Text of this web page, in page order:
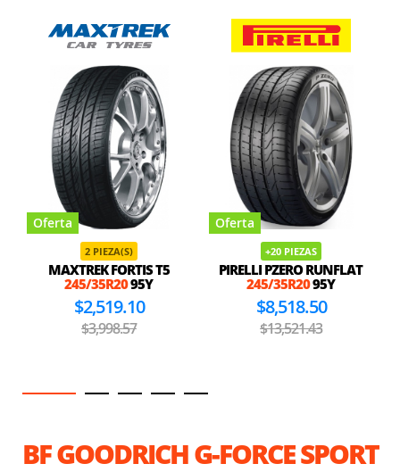
Oferta
2 PIEZA(S)
MAXTREK FORTIS T5
245/35R2095Y
$2,519.10
$3,998.57
Oferta
+20 PIEZAS
PIRELLI PZERO RUNFLAT
245/35R2095Y
$8,518.50
$13,521.43
BF GOODRICH G-FORCE SPORT